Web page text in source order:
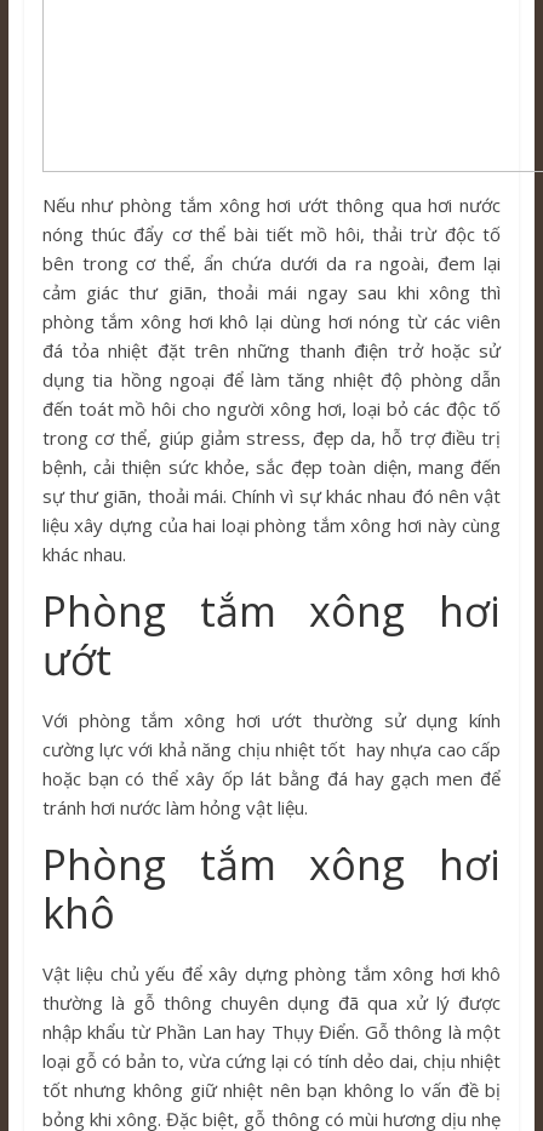
Nếu như phòng tắm xông hơi ướt thông qua hơi nước
nóng thúc đẩy cơ thể bài tiết mồ hôi, thải trừ độc tố
bên trong cơ thể, ẩn chứa dưới da ra ngoài, đem lại
cảm giác thư giãn, thoải mái ngay sau khi xông thì
phòng tắm xông hơi khô lại dùng hơi nóng từ các viên
đá tỏa nhiệt đặt trên những thanh điện trở hoặc sử
dụng tia hồng ngoại để làm tăng nhiệt độ phòng dẫn
đến toát mồ hôi cho người xông hơi, loại bỏ các độc tố
trong cơ thể, giúp giảm stress, đẹp da, hỗ trợ điều trị
bệnh, cải thiện sức khỏe, sắc đẹp toàn diện, mang đến
sự thư giãn, thoải mái. Chính vì sự khác nhau đó nên vật
liệu xây dựng của hai loại phòng tắm xông hơi này cùng
khác nhau.
Phòng tắm xông hơi
ướt
Với phòng tắm xông hơi ướt thường sử dụng kính
cường lực với khả năng chịu nhiệt tốt hay nhựa cao cấp
hoặc bạn có thể xây ốp lát bằng đá hay gạch men để
tránh hơi nước làm hỏng vật liệu.
Phòng tắm xông hơi
khô
Vật liệu chủ yếu để xây dựng phòng tắm xông hơi khô
thường là gỗ thông chuyên dụng đã qua xử lý được
nhập khẩu từ Phần Lan hay Thụy Điển. Gỗ thông là một
loại gỗ có bản to, vừa cứng lại có tính dẻo dai, chịu nhiệt
tốt nhưng không giữ nhiệt nên bạn không lo vấn đề bị
bỏng khi xông. Đặc biệt, gỗ thông có mùi hương dịu nhẹ